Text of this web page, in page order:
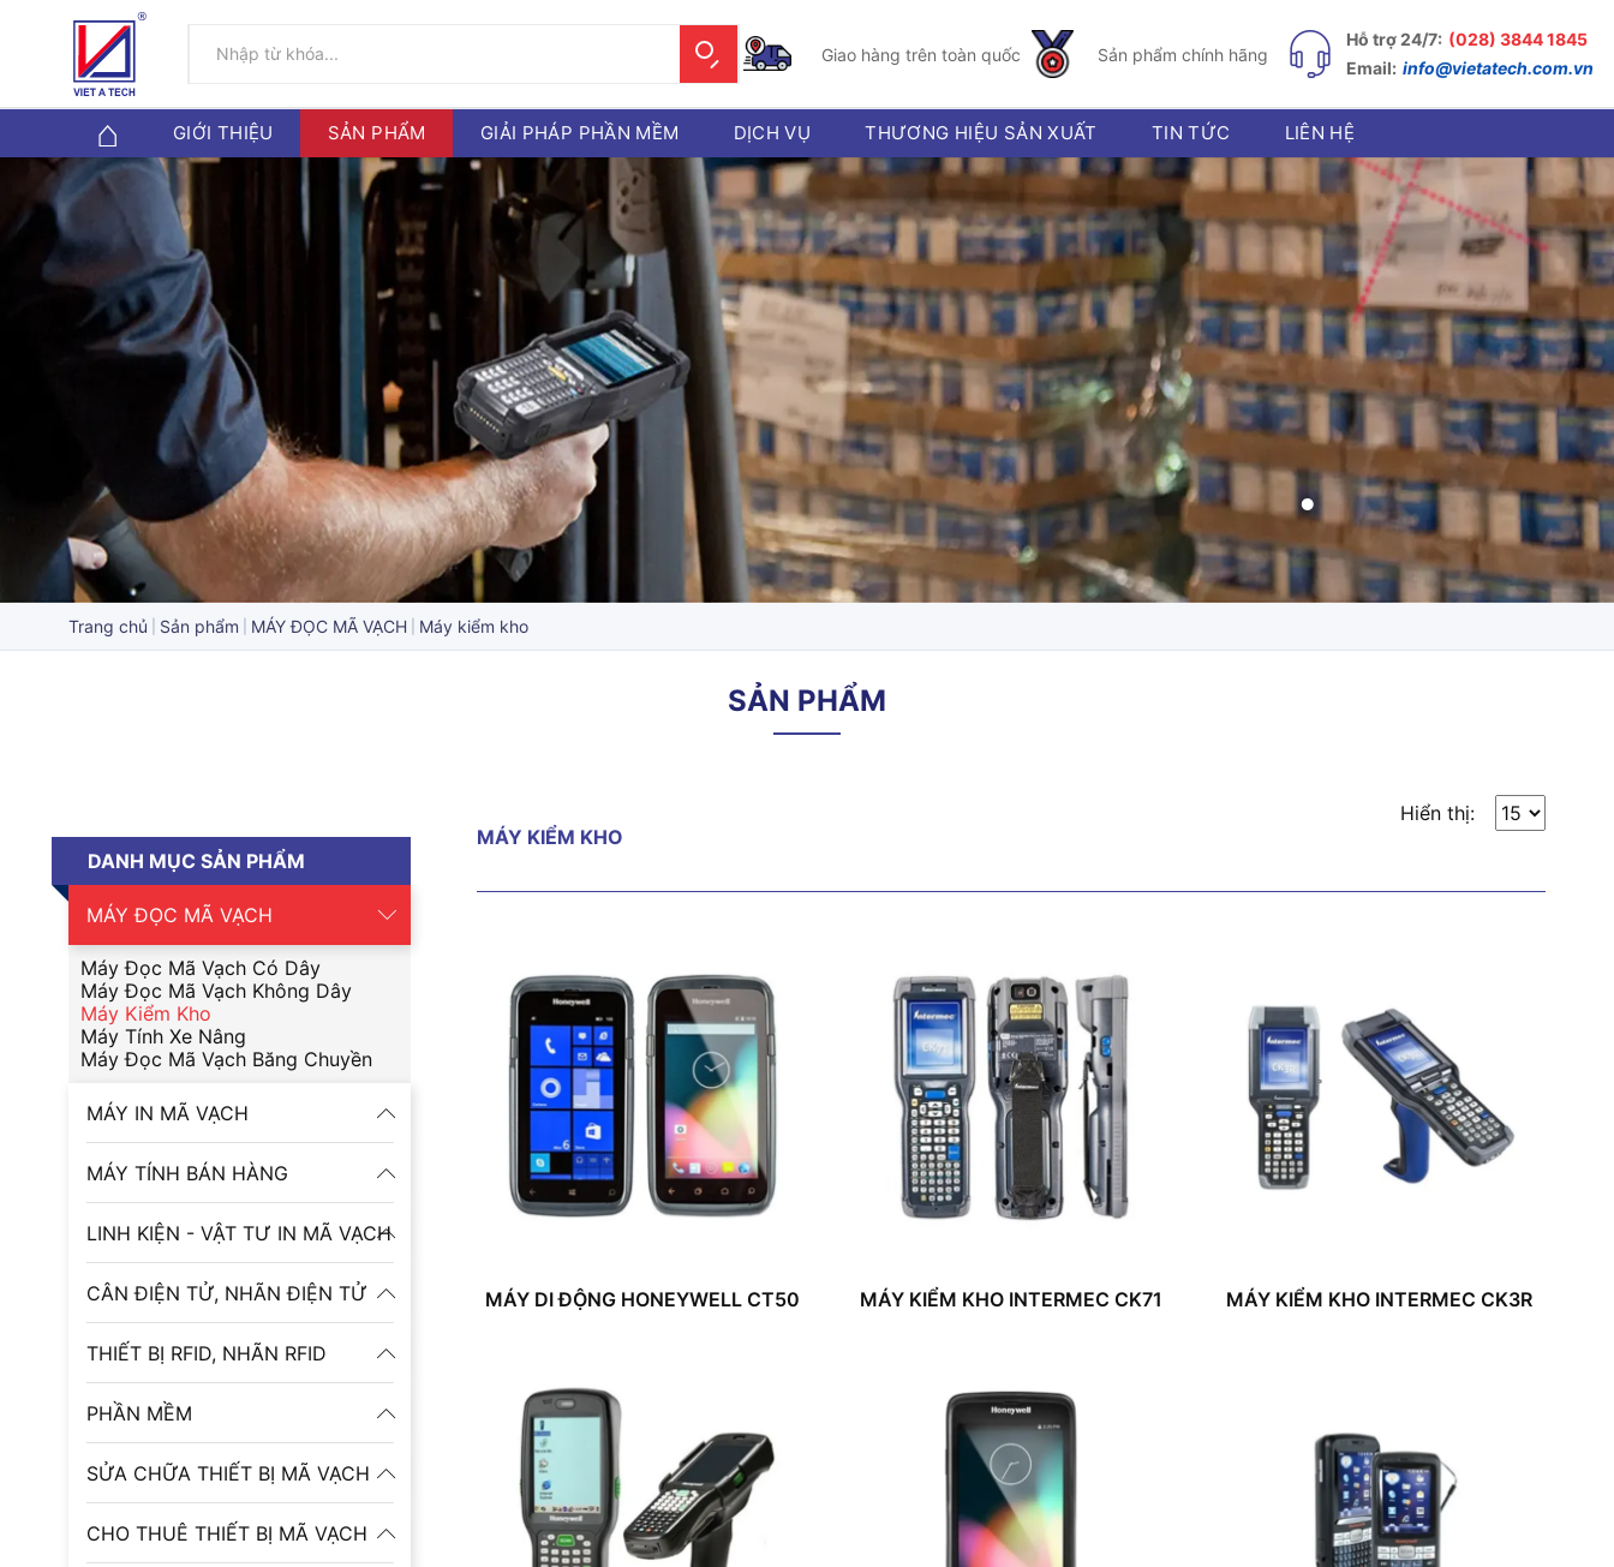
Giao hàng trên toàn quốc Sản phẩm chính hãng
Hỗ trợ 24/7: (028) 3844 1845
Email: info@vietatech.com.vn
GIỚI THIỆU SẢN PHẨM GIẢI PHÁP PHẦN MỀM DỊCH VỤ THƯƠNG HIỆU SẢN XUẤT TIN TỨC LIÊN HỆ
Trang chủ Sản phẩm MÁY ĐỌC MÃ VẠCH Máy kiểm kho
SẢN PHẨM
DANH MỤC SẢN PHẨM
MÁY ĐỌC MÃ VẠCH
Máy Đọc Mã Vạch Có Dây
Máy Đọc Mã Vạch Không Dây
Máy Kiểm Kho
Máy Tính Xe Nâng
Máy Đọc Mã Vạch Băng Chuyền
MÁY IN MÃ VẠCH
MÁY TÍNH BÁN HÀNG
LINH KIỆN - VẬT TƯ IN MÃ VẠCH
CÂN ĐIỆN TỬ, NHÃN ĐIỆN TỬ
THIẾT BỊ RFID, NHÃN RFID
PHẦN MỀM
SỬA CHỮA THIẾT BỊ MÃ VẠCH
CHO THUÊ THIẾT BỊ MÃ VẠCH
MÁY KIỂM KHO
Hiển thị:
MÁY DI ĐỘNG HONEYWELL CT50 MÁY KIỂM KHO INTERMEC CK71 MÁY KIỂM KHO INTERMEC CK3R